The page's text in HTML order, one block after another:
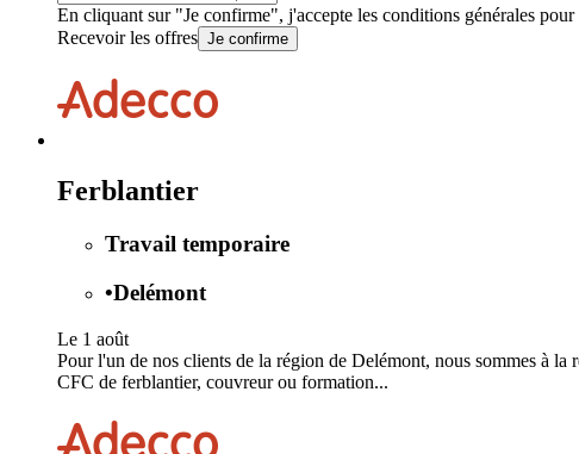
En cliquant sur "Je confirme", j'accepte les conditions générales pour
Recevoir les offres Je confirme
Ferblantier
Travail temporaire
•Delémont
Le 1 août
Pour l'un de nos clients de la région de Delémont, nous sommes à
CFC de ferblantier, couvreur ou formation...